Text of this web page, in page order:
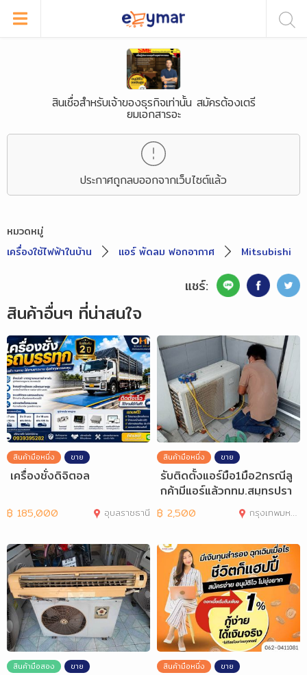
สินเชื่อสำหรับเจ้าของธุรกิจเท่านั้น สมัครต้องเตรี
ยมเอกสารอะ
ประกาศถูกลบออกจากเว็บไซต์แล้ว
หมวดหมู่
เครื่องใช้ไฟฟ้าในบ้าน
แอร์ พัดลม ฟอกอากาศ Mitsubishi
แชร์:
สินค้าอื่นๆ ที่น่าสนใจ
สินค้ามือหนึ่ง ขาย
เครื่องชั่งดิจิตอล
฿ 185,000 อุบลราชธานี
สินค้ามือหนึ่ง ขาย
รับติดตั้งแอร์มือ1มือ2กรณีลู
กค้ามีแอร์แล้วกทม.สมุทรปรา
การ
฿ 2,500 กรุงเทพมหานคร
สินค้ามือสอง ขาย สินค้ามือหนึ่ง ขาย